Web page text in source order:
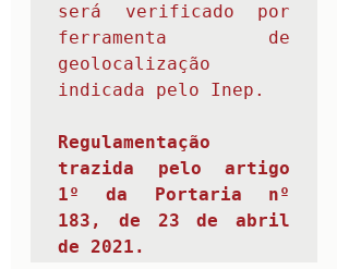
será verificado por
ferramenta de
geolocalização
Regulamentação
trazida pelo artigo
1º da Portaria nº
183 , de 23 de abril
de 2021.